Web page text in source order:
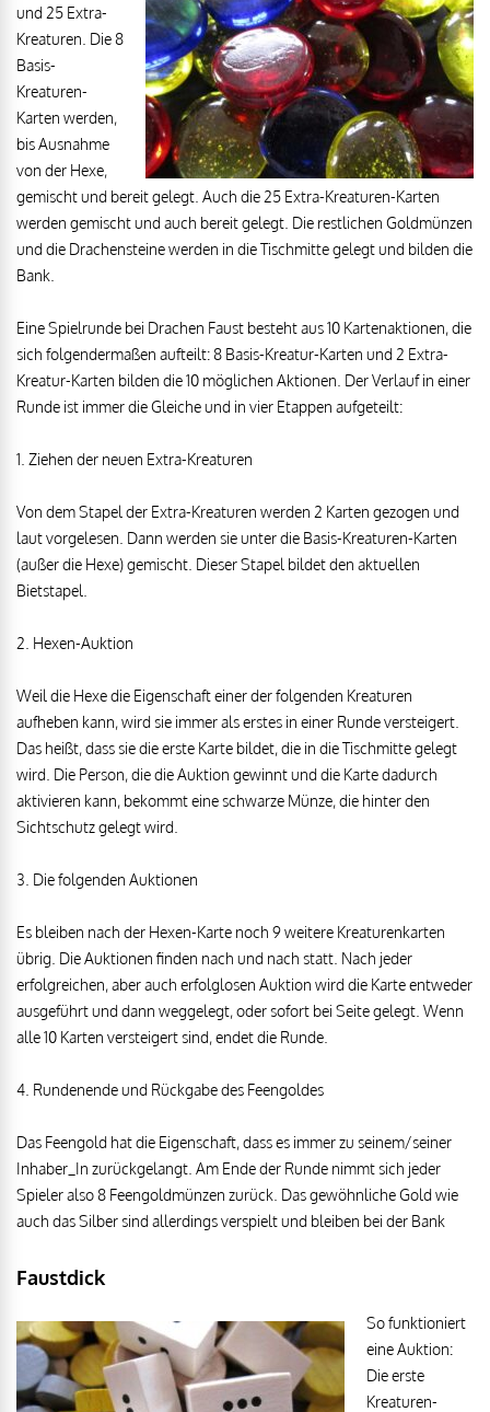
und 25 Extra-
Kreaturen. Die 8
Basis-
Kreaturen-
Karten werden,
bis Ausnahme
von der Hexe,
gemischt und bereit gelegt. Auch die 25 Extra-Kreaturen-Karten
werden gemischt und auch bereit gelegt. Die restlichen Goldmünzen
und die Drachensteine werden in die Tischmitte gelegt und bilden die
Bank.
Eine Spielrunde bei Drachen Faust besteht aus 10 Kartenaktionen, die
sich folgendermaßen aufteilt: 8 Basis-Kreatur-Karten und 2 Extra-
Kreatur-Karten bilden die 10 möglichen Aktionen. Der Verlauf in einer
Runde ist immer die Gleiche und in vier Etappen aufgeteilt:
1. Ziehen der neuen Extra-Kreaturen
Von dem Stapel der Extra-Kreaturen werden 2 Karten gezogen und
laut vorgelesen. Dann werden sie unter die Basis-Kreaturen-Karten
(außer die Hexe) gemischt. Dieser Stapel bildet den aktuellen
Bietstapel.
2. Hexen-Auktion
Weil die Hexe die Eigenschaft einer der folgenden Kreaturen
aufheben kann, wird sie immer als erstes in einer Runde versteigert.
Das heißt, dass sie die erste Karte bildet, die in die Tischmitte gelegt
wird. Die Person, die die Auktion gewinnt und die Karte dadurch
aktivieren kann, bekommt eine schwarze Münze, die hinter den
Sichtschutz gelegt wird.
3. Die folgenden Auktionen
Es bleiben nach der Hexen-Karte noch 9 weitere Kreaturenkarten
übrig. Die Auktionen finden nach und nach statt. Nach jeder
erfolgreichen, aber auch erfolglosen Auktion wird die Karte entweder
ausgeführt und dann weggelegt, oder sofort bei Seite gelegt. Wenn
alle 10 Karten versteigert sind, endet die Runde.
4. Rundenende und Rückgabe des Feengoldes
Das Feengold hat die Eigenschaft, dass es immer zu seinem/seiner
Inhaber_In zurückgelangt. Am Ende der Runde nimmt sich jeder
Spieler also 8 Feengoldmünzen zurück. Das gewöhnliche Gold wie
auch das Silber sind allerdings verspielt und bleiben bei der Bank
Faustdick
So funktioniert
eine Auktion:
Die erste
Kreaturen-